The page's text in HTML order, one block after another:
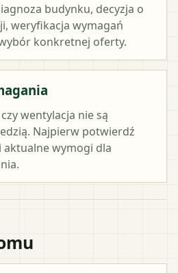
budynku, decyzja o
weryfikacja wymagań
konkretnej oferty.
wentylacja nie są
Najpierw potwierdź
wymogi dla